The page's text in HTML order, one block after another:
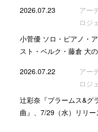
2026.07.23
アー
ロジ
小菅優 ソロ・ピアノ・
スト・ベルク・藤倉 大
2026.07.22
アー
ロジ
辻彩奈『ブラームス&グ
曲』、7/29（水）リリー